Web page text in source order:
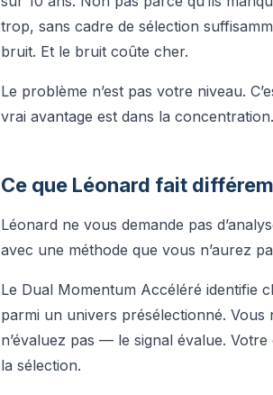
trop, sans cadre de sélection
bruit. Et le bruit coûte cher.
Le problème n’est pas votre niveau.
vrai avantage est dans la concentration.
Ce que Léonard fait
Léonard ne vous demande pas
avec une méthode que vous n’aurez
Le Dual Momentum Accéléré identifie
parmi un univers présélectionné.
n’évaluez pas — le signal évalue.
la sélection.